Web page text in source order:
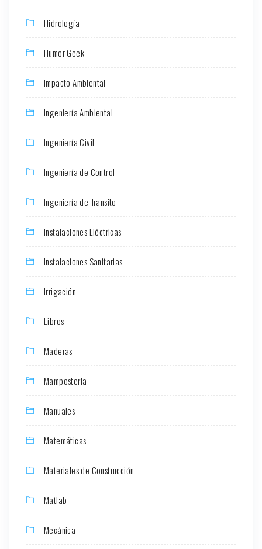
Hidrología
Humor Geek
Impacto Ambiental
Ingeniería Ambiental
Ingeniería Civil
Ingeniería de Control
Ingeniería de Transito
Instalaciones Eléctricas
Instalaciones Sanitarias
Irrigación
Libros
Maderas
Mamposteria
Manuales
Matemáticas
Materiales de Construcción
Matlab
Mecánica